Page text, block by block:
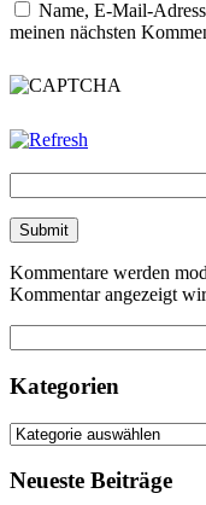
Name, E-Mail-
meinen nächsten
Kommentare werden
Kommentar angezeigt
Kategorien
Kategorien
Neueste Beiträge